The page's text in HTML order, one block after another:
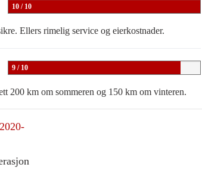
10 / 10
Ellers rimelig service og eierkostnader.
9 / 10
200 km om sommeren og 150 km om vinteren.
2020-